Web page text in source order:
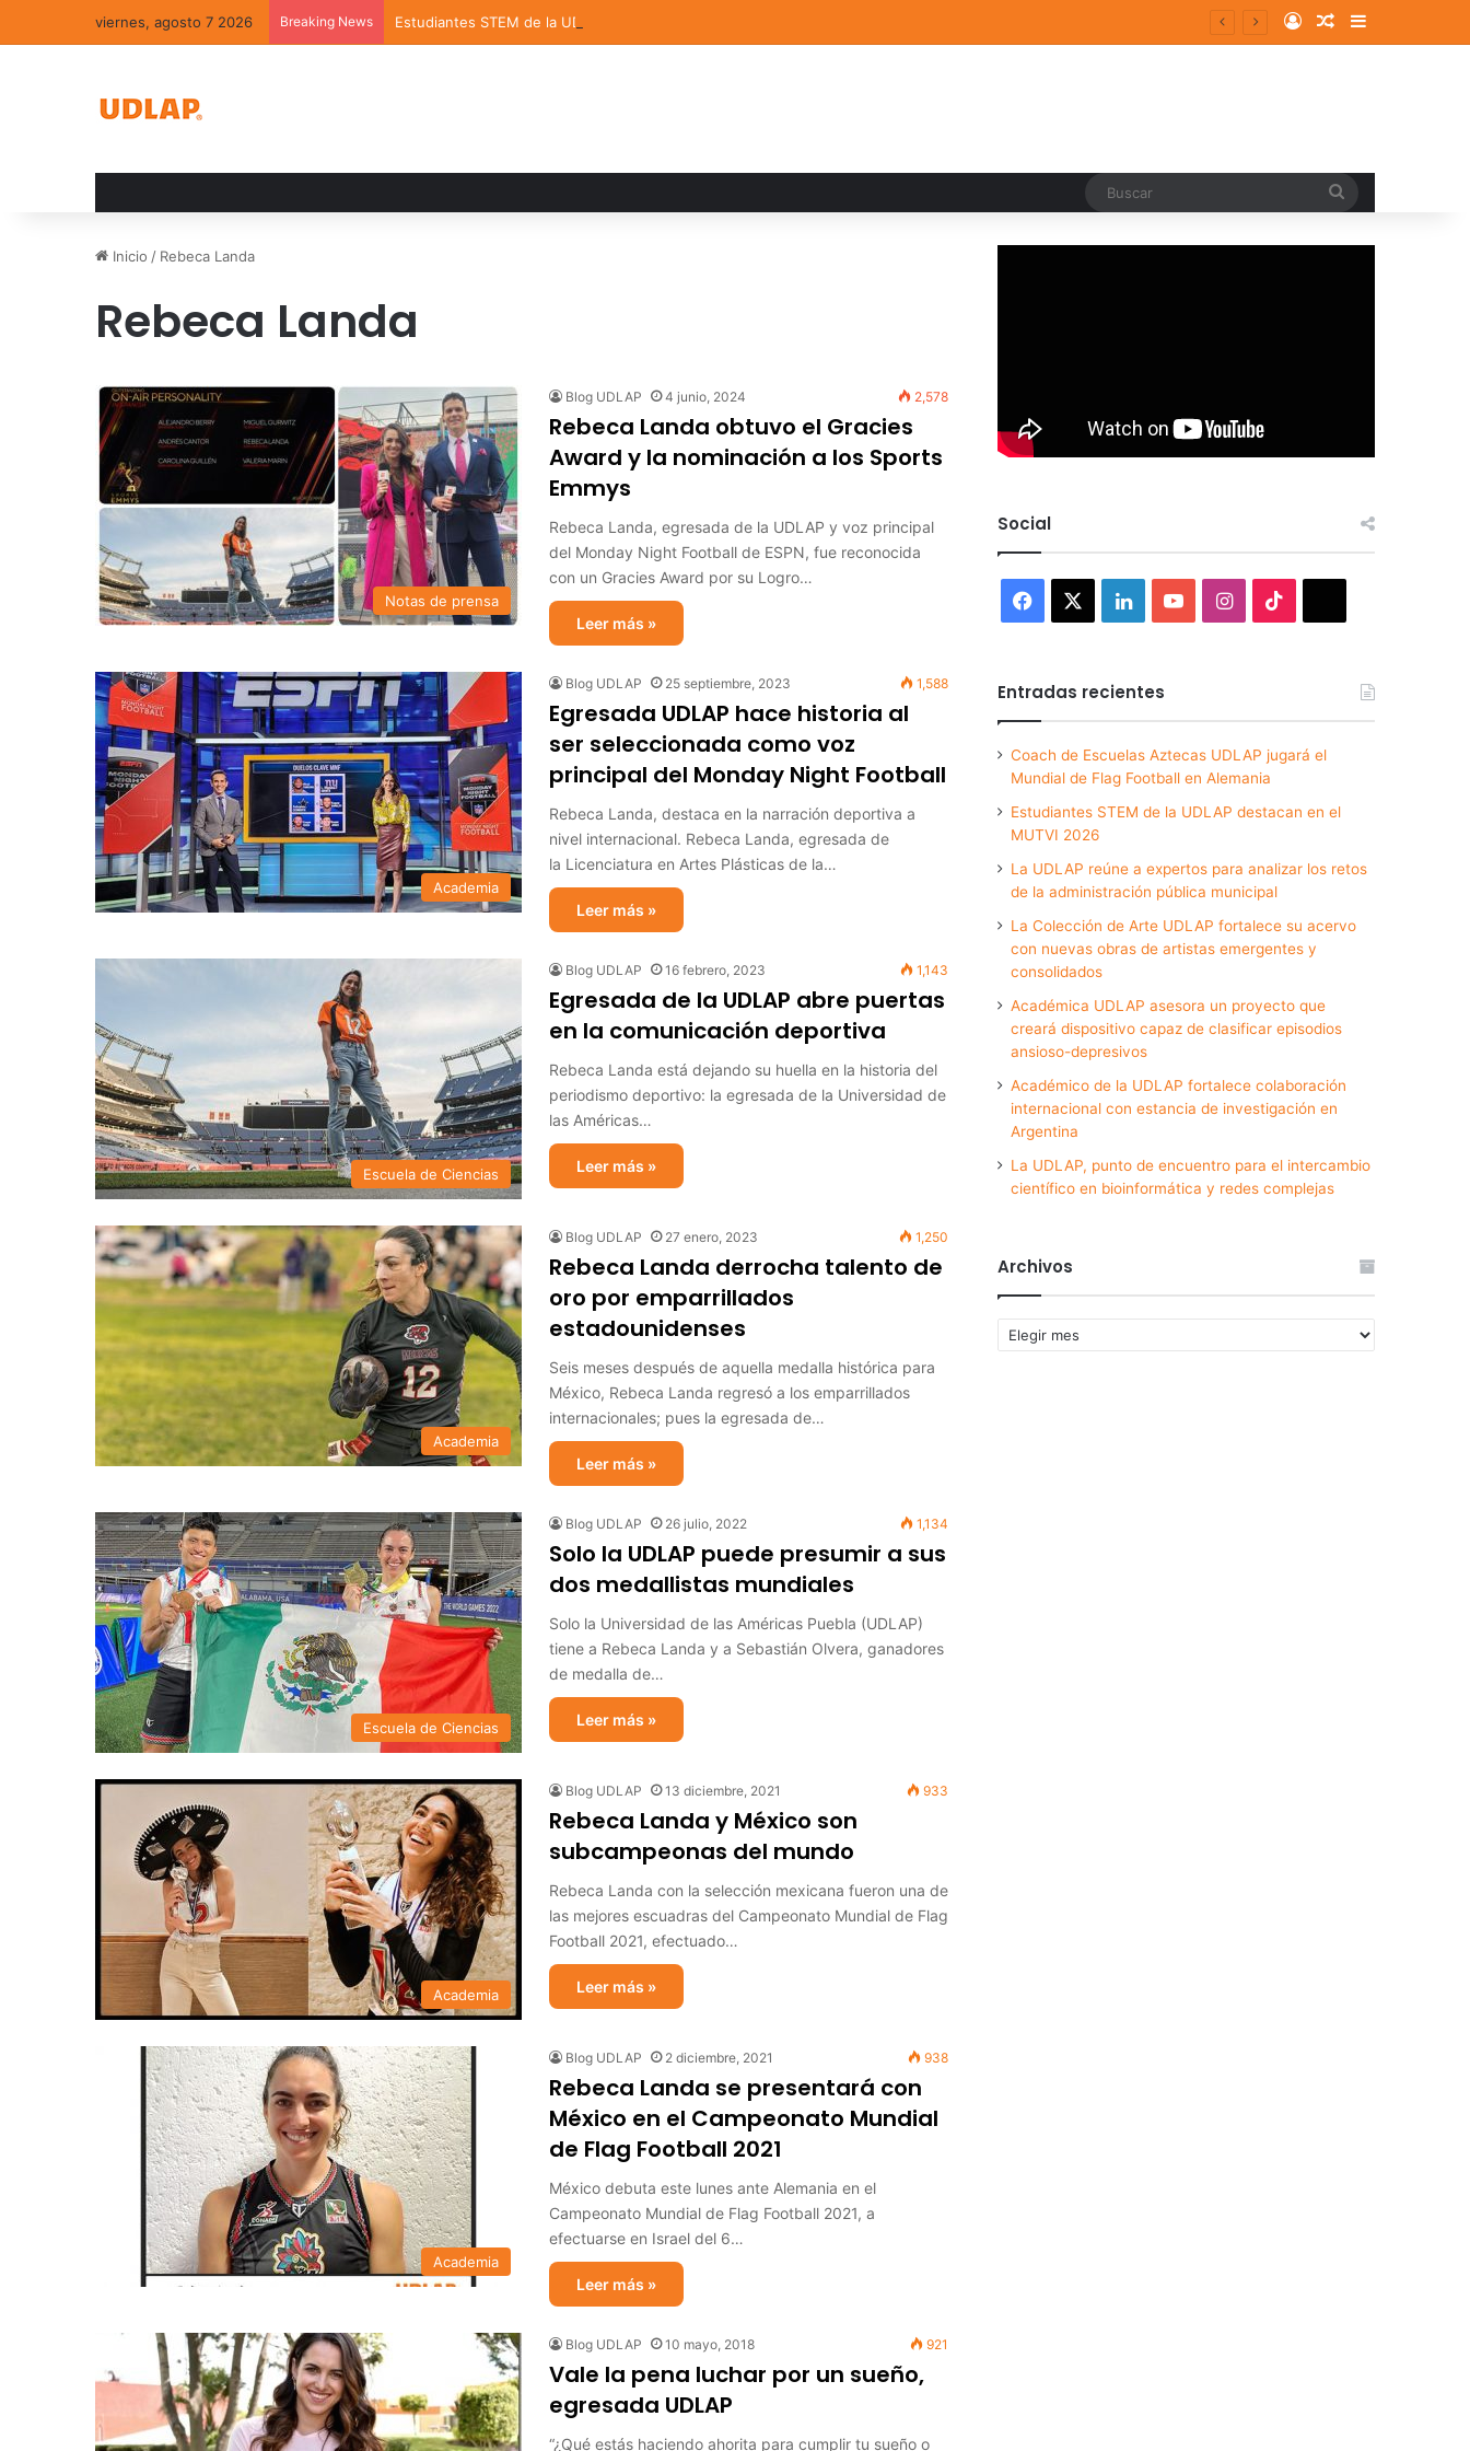
viernes, agosto 7 2026 Breaking News Estudiantes STEM de la UDLAP destacan en el MUTVI 2026 Log InRandom Article
Sidebar
Inicio / Rebeca Landa
Rebeca Landa
Notas de prensa
Blog UDLAP 4 junio, 2024 2,578
Rebeca Landa obtuvo el Gracies
Award y la nominación a los Sports
Emmys
Rebeca Landa, egresada de la UDLAP y voz principal
del Monday Night Football de ESPN, fue reconocida
con un Gracies Award por su Logro…
Leer más »
Academia
Blog UDLAP 25 septiembre, 2023 1,588
Egresada UDLAP hace historia al
ser seleccionada como voz
principal del Monday Night Football
Rebeca Landa, destaca en la narración deportiva a
nivel internacional. Rebeca Landa, egresada de
la Licenciatura en Artes Plásticas de la…
Leer más »
Escuela de Ciencias
Blog UDLAP 16 febrero, 2023 1,143
Egresada de la UDLAP abre puertas
en la comunicación deportiva
Rebeca Landa está dejando su huella en la historia del
periodismo deportivo: la egresada de la Universidad de
las Américas…
Leer más »
Academia
Blog UDLAP 27 enero, 2023 1,250
Rebeca Landa derrocha talento de
oro por emparrillados
estadounidenses
Seis meses después de aquella medalla histórica para
México, Rebeca Landa regresó a los emparrillados
internacionales; pues la egresada de…
Leer más »
Escuela de Ciencias
Blog UDLAP 26 julio, 2022 1,134
Solo la UDLAP puede presumir a sus
dos medallistas mundiales
Solo la Universidad de las Américas Puebla (UDLAP)
tiene a Rebeca Landa y a Sebastián Olvera, ganadores
de medalla de…
Leer más »
Academia
Blog UDLAP 13 diciembre, 2021 933
Rebeca Landa y México son
subcampeonas del mundo
Rebeca Landa con la selección mexicana fueron una de
las mejores escuadras del Campeonato Mundial de Flag
Football 2021, efectuado…
Leer más »
Academia
Blog UDLAP 2 diciembre, 2021 938
Rebeca Landa se presentará con
México en el Campeonato Mundial
de Flag Football 2021
México debuta este lunes ante Alemania en el
Campeonato Mundial de Flag Football 2021, a
efectuarse en Israel del 6…
Leer más »
Blog UDLAP 10 mayo, 2018 921
Vale la pena luchar por un sueño,
egresada UDLAP
“¿Qué estás haciendo ahorita para cumplir tu sueño o
Social
Facebook LinkedInYouTubeInstagram
Entradas recientes
Coach de Escuelas Aztecas UDLAP jugará el
Mundial de Flag Football en Alemania
Estudiantes STEM de la UDLAP destacan en el
MUTVI 2026
La UDLAP reúne a expertos para analizar los retos
de la administración pública municipal
La Colección de Arte UDLAP fortalece su acervo
con nuevas obras de artistas emergentes y
consolidados
Académica UDLAP asesora un proyecto que
creará dispositivo capaz de clasificar episodios
ansioso-depresivos
Académico de la UDLAP fortalece colaboración
internacional con estancia de investigación en
Argentina
La UDLAP, punto de encuentro para el intercambio
científico en bioinformática y redes complejas
Archivos
Archivos